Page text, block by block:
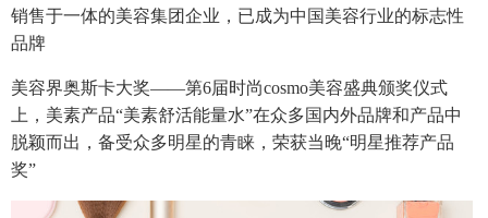
销售于一体的美容集团企业，已成为中国美容行业的标志性
品牌
美容界奥斯卡大奖――第6届时尚cosmo美容盛典颁奖仪式
上，美素产品“美素舒活能量水”在众多国内外品牌和产品中
脱颖而出，备受众多明星的青睐，荣获当晚“明星推荐产品
奖”